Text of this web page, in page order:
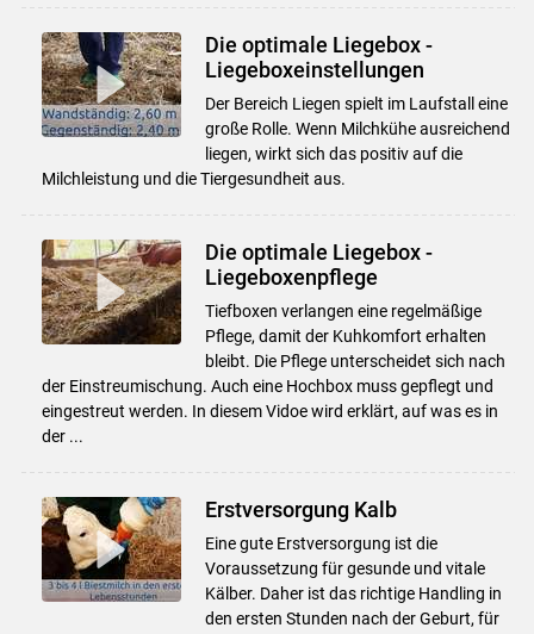
Die optimale Liegebox -
Liegeboxeinstellungen
Der Bereich Liegen spielt im Laufstall eine
große Rolle. Wenn Milchkühe ausreichend
liegen, wirkt sich das positiv auf die
Milchleistung und die Tiergesundheit aus.
Die optimale Liegebox -
Liegeboxenpflege
Tiefboxen verlangen eine regelmäßige
Pflege, damit der Kuhkomfort erhalten
bleibt. Die Pflege unterscheidet sich nach
der Einstreumischung. Auch eine Hochbox muss gepflegt und
eingestreut werden. In diesem Vidoe wird erklärt, auf was es in
der ...
Erstversorgung Kalb
Eine gute Erstversorgung ist die
Voraussetzung für gesunde und vitale
Kälber. Daher ist das richtige Handling in
den ersten Stunden nach der Geburt, für